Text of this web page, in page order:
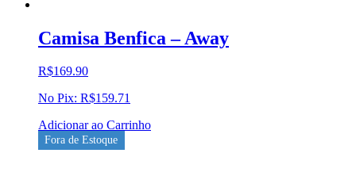
Camisa Benfica – Away
R$169.90
No Pix: R$159.71
Adicionar ao Carrinho
Fora de Estoque